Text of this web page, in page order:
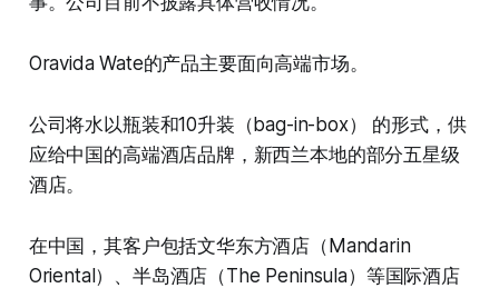
Oravida Wate的产品主要面向高端市场。
公司将水以瓶装和10升装（bag-in-box） 的形式，供
应给中国的高端酒店品牌，新西兰本地的部分五星级
酒店。
在中国，其客户包括文华东方酒店（Mandarin
Oriental）、半岛酒店（The Peninsula）等国际酒店